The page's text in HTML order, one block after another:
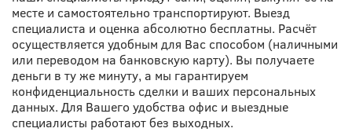
месте и самостоятельно транспортируют. Выезд
специалиста и оценка абсолютно бесплатны. Расчёт
осуществляется удобным для Вас способом (наличными
или переводом на банковскую карту). Вы получаете
деньги в ту же минуту, а мы гарантируем
конфиденциальность сделки и ваших персональных
данных. Для Вашего удобства офис и выездные
специалисты работают без выходных.